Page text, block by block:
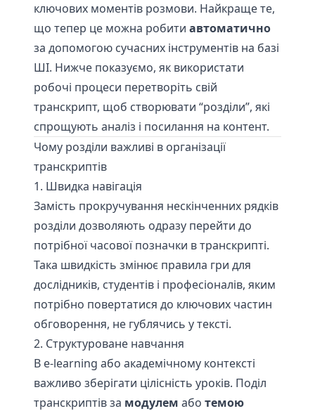
ключових моментів розмови. Найкраще те,
що тепер це можна робити автоматично
за допомогою сучасних інструментів на базі
ШІ. Нижче показуємо, як використати
робочі процеси перетворіть свій
транскрипт, щоб створювати “розділи”, які
спрощують аналіз і посилання на контент.
Чому розділи важливі в організації
транскриптів
1. Швидка навігація
Замість прокручування нескінченних рядків
розділи дозволяють одразу перейти до
потрібної часової позначки в транскрипті.
Така швидкість змінює правила гри для
дослідників, студентів і професіоналів, яким
потрібно повертатися до ключових частин
обговорення, не гублячись у тексті.
2. Структуроване навчання
В e-learning або академічному контексті
важливо зберігати цілісність уроків. Поділ
транскриптів за модулем або темою